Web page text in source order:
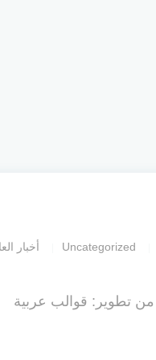
Uncategorized أخبار
من تطوير: قوالب عربية